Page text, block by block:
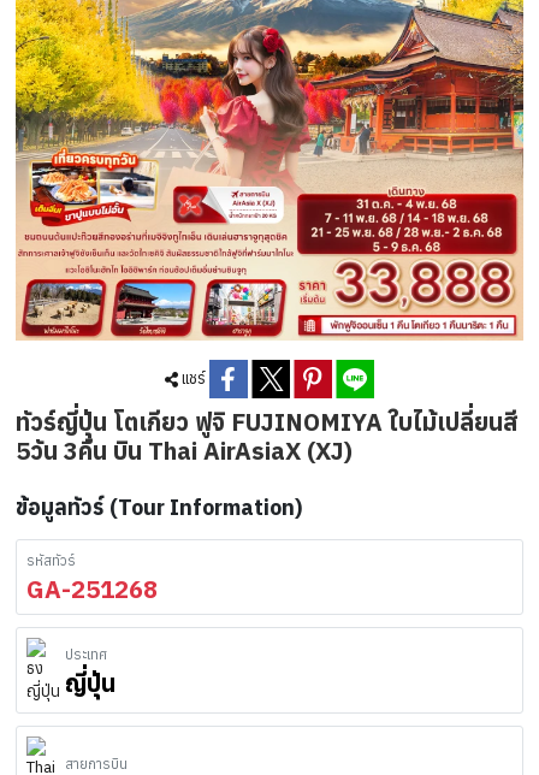
แชร์
ทัวร์ญี่ปุ่น โตเกียว ฟูจิ FUJINOMIYA ใบไม้เปลี่ยนสี
5วัน 3คืน บิน Thai AirAsiaX (XJ)
ข้อมูลทัวร์ (Tour Information)
รหัสทัวร์
GA-251268
ประเทศ
ญี่ปุ่น
สายการบิน